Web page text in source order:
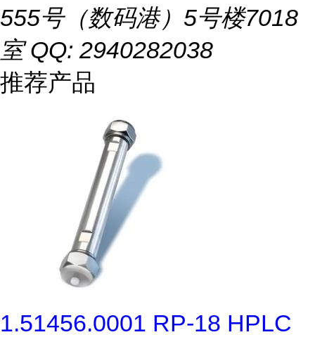
555号（数码港）5号楼7018
室 QQ: 2940282038
推荐产品
1.51456.0001 RP-18 HPLC